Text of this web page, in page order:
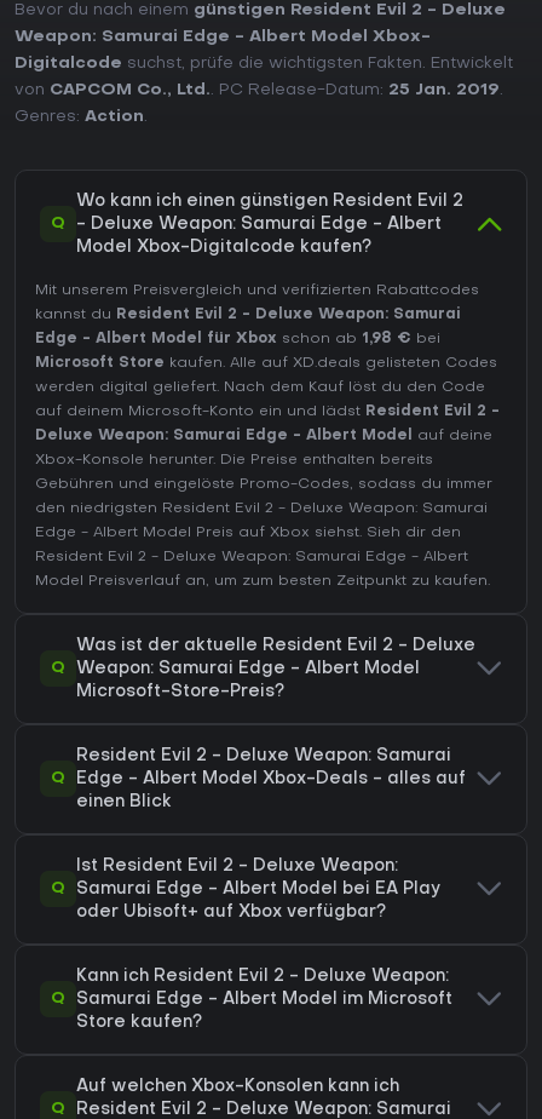
Bevor du nach einem günstigen Resident Evil 2 - Deluxe
Weapon: Samurai Edge - Albert Model Xbox-
Digitalcode suchst, prüfe die wichtigsten Fakten. Entwickelt
von CAPCOM Co., Ltd.. PC Release-Datum: 25 Jan. 2019.
Genres: Action.
Q
Wo kann ich einen günstigen Resident Evil 2
- Deluxe Weapon: Samurai Edge - Albert
Model Xbox-Digitalcode kaufen?
Mit unserem Preisvergleich und verifizierten Rabattcodes
kannst du Resident Evil 2 - Deluxe Weapon: Samurai
Edge - Albert Model für Xbox schon ab 1,98 € bei
Microsoft Store kaufen. Alle auf XD.deals gelisteten Codes
werden digital geliefert. Nach dem Kauf löst du den Code
auf deinem Microsoft-Konto ein und lädst Resident Evil 2 -
Deluxe Weapon: Samurai Edge - Albert Model
auf deine
Xbox-Konsole herunter. Die Preise enthalten bereits
Gebühren und eingelöste Promo-Codes, sodass du immer
den niedrigsten Resident Evil 2 - Deluxe Weapon: Samurai
Edge - Albert Model Preis auf Xbox siehst. Sieh dir den
Resident Evil 2 - Deluxe Weapon: Samurai Edge - Albert
Model Preisverlauf an, um zum besten Zeitpunkt zu kaufen.
Q
Was ist der aktuelle Resident Evil 2 - Deluxe
Weapon: Samurai Edge - Albert Model
Microsoft-Store-Preis?
Q
Resident Evil 2 - Deluxe Weapon: Samurai
Edge - Albert Model Xbox-Deals - alles auf
einen Blick
Q
Ist Resident Evil 2 - Deluxe Weapon:
Samurai Edge - Albert Model bei EA Play
oder Ubisoft+ auf Xbox verfügbar?
Q
Kann ich Resident Evil 2 - Deluxe Weapon:
Samurai Edge - Albert Model im Microsoft
Store kaufen?
Q
Auf welchen Xbox-Konsolen kann ich
Resident Evil 2 - Deluxe Weapon: Samurai